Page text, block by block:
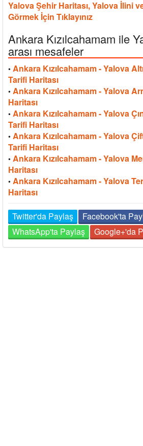
Yalova Şehir Haritası, Yalova İlini
Görmek İçin Tıklayınız
Ankara Kızılcahamam ile
arası mesafeler
• Ankara Kızılcahamam - Yalova
Tarifi Haritası
• Ankara Kızılcahamam - Yalova
Haritası
• Ankara Kızılcahamam - Yalova
Tarifi Haritası
• Ankara Kızılcahamam - Yalova
Tarifi Haritası
• Ankara Kızılcahamam - Yalova
Haritası
• Ankara Kızılcahamam - Yalova
Haritası
Twitter'da Paylaş
Facebook'ta
WhatsApp'ta Paylaş
Google+'da